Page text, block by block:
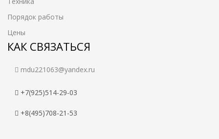
Порядок работы
Цены
КАК СВЯЗАТЬСЯ
mdu221063@yandex.ru
+7(925)514-29-03
+8(495)708-21-53